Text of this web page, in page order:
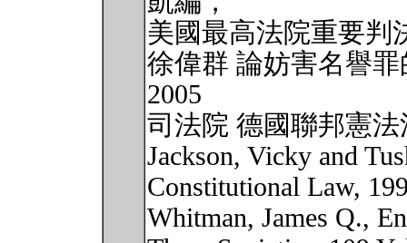
美國最高法院重要判
徐偉群 論妨害名譽
2005
司法院 德國聯邦憲
Jackson, Vicky and
Constitutional Law,
Whitman, James Q.,